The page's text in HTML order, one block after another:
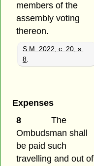
members of the
assembly voting
thereon.
S.M. 2022, c. 20, s.
8
Expenses
8
The
Ombudsman shall
be paid such
travelling and out of